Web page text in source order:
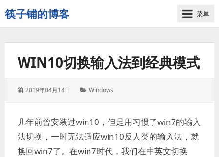
筷子铺的博客
记
录
菜单
WIN10切换输入法到经典模式
发
2019年04月14日
分
Windows
几年前曾安装过win10，但是用习惯了win7的输入
法切换，一时无法适应win10反人类的输入法，就
换回win7了。在win7时代，我们在中英文切换